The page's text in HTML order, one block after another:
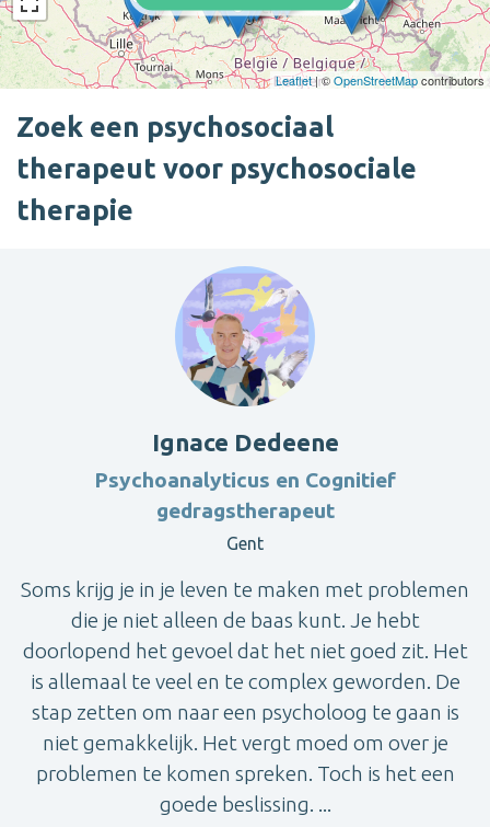
Leaflet| ©OpenStreetMapcontributors
Zoek een psychosociaal
therapeut voor psychosociale
therapie
Ignace Dedeene
Psychoanalyticus en Cognitief
gedragstherapeut
Gent
Soms krijg je in je leven te maken met problemen
die je niet alleen de baas kunt. Je hebt
doorlopend het gevoel dat het niet goed zit. Het
is allemaal te veel en te complex geworden. De
stap zetten om naar een psycholoog te gaan is
niet gemakkelijk. Het vergt moed om over je
problemen te komen spreken. Toch is het een
goede beslissing. ...